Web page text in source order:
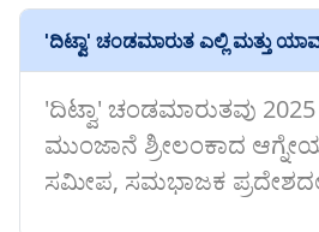
'ದಿಟ್ವಾ' ಚಂಡಮಾರುತ ಎಲ್ಲಿ ಮತ್ತು
'ದಿಟ್ವಾ' ಚಂಡಮಾರುತವು
ಮುಂಜಾನೆ ಶ್ರೀಲಂಕಾದ
ಸಮೀಪ, ಸಮಭಾಜಕ